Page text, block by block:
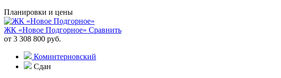
Планировки и цены
ЖК «Новое Подгорное» Сравнить
от 3 308 800 руб.
Коминтерновский
Сдан